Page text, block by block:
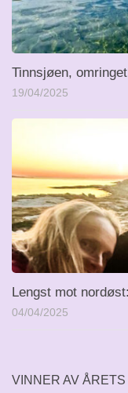
Tinnsjøen,
19/04/2025
Lengst mot
04/04/2025
VINNER AV